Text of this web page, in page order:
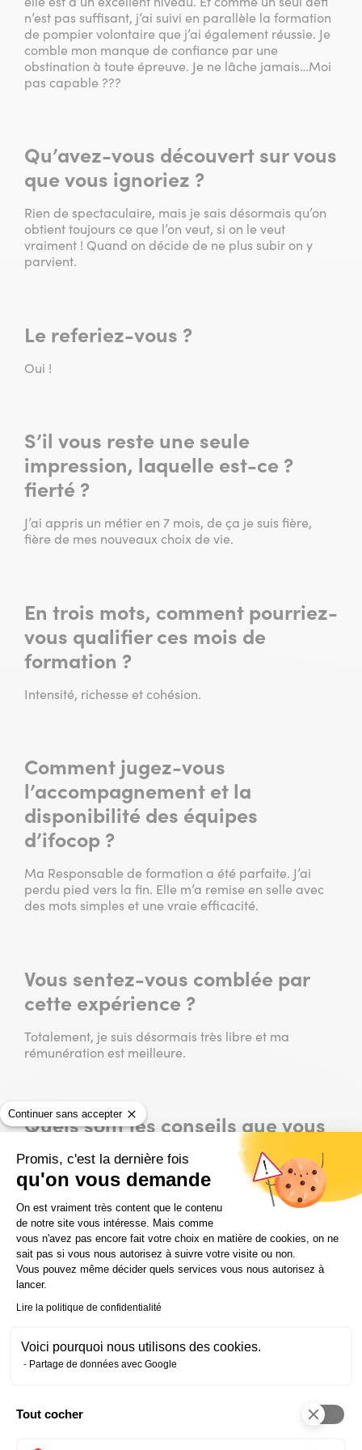
Continuer sans accepter
Promis, c'est la dernière fois
qu'on vous demande
Plateforme de Gestion du
On est vraiment très content que le contenu
de notre site vous intéresse. Mais comme
vous n'avez pas encore fait votre choix en matière de cookies, on ne
sait pas si vous nous autorisez à suivre votre visite ou non.
Vous pouvez même décider quels services vous nous autorisez à
lancer.
Lire la politique de confidentialité
Voici pourquoi nous utilisons des cookies.
Partage de données avec Google
Tout cocher
n’est pas suffisant, j’ai suivi en parallèle la formation
de pompier volontaire que j’ai également réussie. Je
comble mon manque de confiance par une
obstination à toute épreuve. Je ne lâche jamais…Moi
pas capable ???
Qu’avez-vous découvert sur vous
que vous ignoriez ?
Rien de spectaculaire, mais je sais désormais qu’on
obtient toujours ce que l’on veut, si on le veut
vraiment ! Quand on décide de ne plus subir on y
parvient.
Le referiez-vous ?
Oui !
S’il vous reste une seule
impression, laquelle est-ce ?
fierté ?
J’ai appris un métier en 7 mois, de ça je suis fière,
fière de mes nouveaux choix de vie.
En trois mots, comment pourriez-
vous qualifier ces mois de
formation ?
Intensité, richesse et cohésion.
Comment jugez-vous
l’accompagnement et la
disponibilité des équipes
d’ifocop ?
Ma Responsable de formation a été parfaite. J’ai
perdu pied vers la fin. Elle m’a remise en selle avec
des mots simples et une vraie efficacité.
Vous sentez-vous comblée par
cette expérience ?
Totalement, je suis désormais très libre et ma
rémunération est meilleure.
Quels sont les conseils que vous
aimeriez donner à une personne
qui souhaite faire la même
reconversion ?
Être très motivé, se relever les manches et anticiper
pour fournir cet effort au bon moment.
La satisfaction en retour est énorme… Moi ce fut à 40
ans.
À LIRE AUSSI DANS LE MÊME DOMAINE